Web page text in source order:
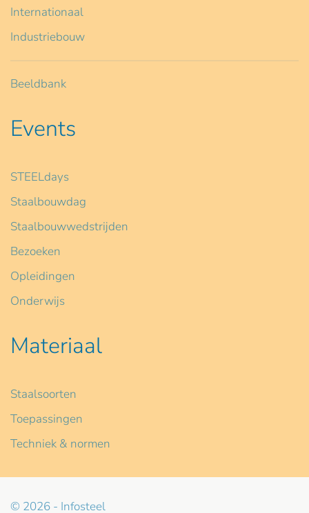
Internationaal
Industriebouw
Beeldbank
Events
STEELdays
Staalbouwdag
Staalbouwwedstrijden
Bezoeken
Opleidingen
Onderwijs
Materiaal
Staalsoorten
Toepassingen
Techniek & normen
© 2026 - Infosteel